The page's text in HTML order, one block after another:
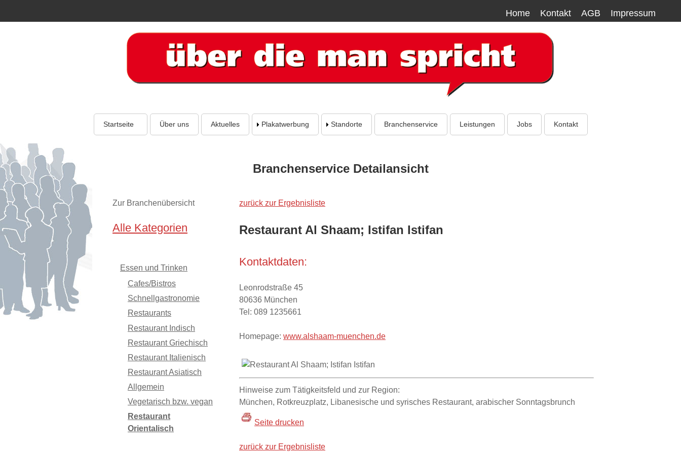
Home Kontakt AGB Impressum
Startseite Über uns Aktuelles Plakatwerbung Standorte Branchenservice Leistungen Jobs Kontakt
Branchenservice Detailansicht
Zur Branchenübersicht
Alle Kategorien
Essen und Trinken
Cafes/Bistros
Schnellgastronomie
Restaurants
Restaurant Indisch
Restaurant Griechisch
Restaurant Italienisch
Restaurant Asiatisch
Allgemein
Vegetarisch bzw. vegan
Restaurant
Orientalisch
zurück zur Ergebnisliste
Restaurant Al Shaam; Istifan Istifan
Kontaktdaten:
Leonrodstraße 45
80636 München
Tel: 089 1235661
Homepage: www.alshaam-muenchen.de
Hinweise zum Tätigkeitsfeld und zur Region:
München, Rotkreuzplatz, Libanesische und syrisches Restaurant, arabischer Sonntagsbrunch
Seite drucken
zurück zur Ergebnisliste